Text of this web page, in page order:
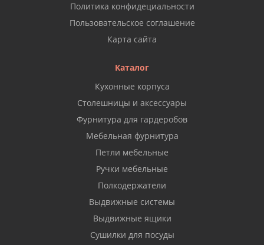
Политика конфидециальности
Пользовательское соглашение
Карта сайта
Каталог
Кухонные корпуса
Столешницы и аксессуары
Фурнитура для гардеробов
Мебельная фурнитура
Петли мебельные
Ручки мебельные
Полкодержатели
Выдвижные системы
Выдвижные ящики
Сушилки для посуды